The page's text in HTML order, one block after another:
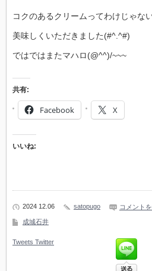
コクのあるクリームってわけじゃな
美味しくいただきました(#^.^#)
ではではまたマハロ(@^^)/~~~
共有:
Facebook X
いいね:
2024 12.06 satopugo コメントを
成城石井
Tweets Twitter